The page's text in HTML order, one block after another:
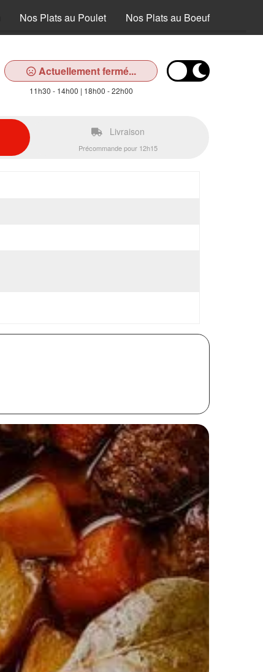
Nos Plats au Poulet Nos Plats au Boeuf
Actuellement fermé...
11h30 - 14h00 | 18h00 - 22h00
Livraison
Précommande pour 12h15